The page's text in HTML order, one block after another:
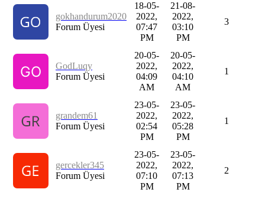
gokhandurum2020
Forum Üyesi
18-05-
2022,
07:47
PM
21-08-
2022,
03:10
PM
3
GodLuqy
Forum Üyesi
20-05-
2022,
04:09
AM
20-05-
2022,
04:10
AM
1
grandem61
Forum Üyesi
23-05-
2022,
02:54
PM
23-05-
2022,
05:28
PM
1
gercekler345
Forum Üyesi
23-05-
2022,
07:10
PM
23-05-
2022,
07:13
PM
2